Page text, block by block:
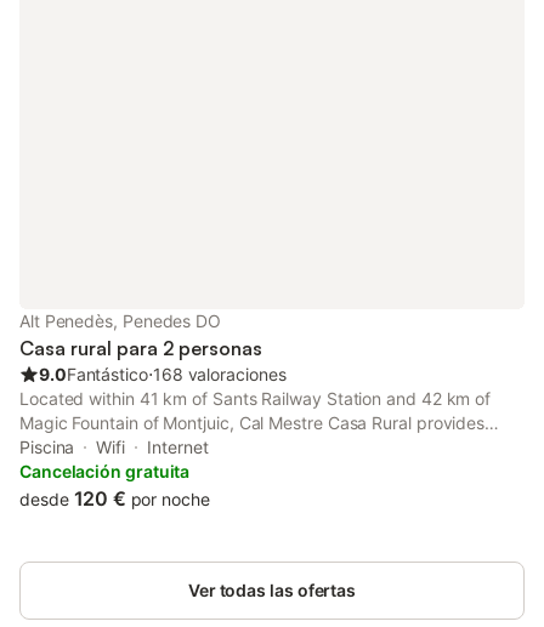
Alt Penedès, Penedes DO
Casa rural para 2 personas
9.0Fantástico⋅168 valoraciones
Located within 41 km of Sants Railway Station and 42 km of
Magic Fountain of Montjuic, Cal Mestre Casa Rural provides
rooms with air conditioning and a private bathroom in Avinyonet.
Piscina Wifi
Internet
Cancelación gratuita
desde 120 € por noche
Ver todas las ofertas